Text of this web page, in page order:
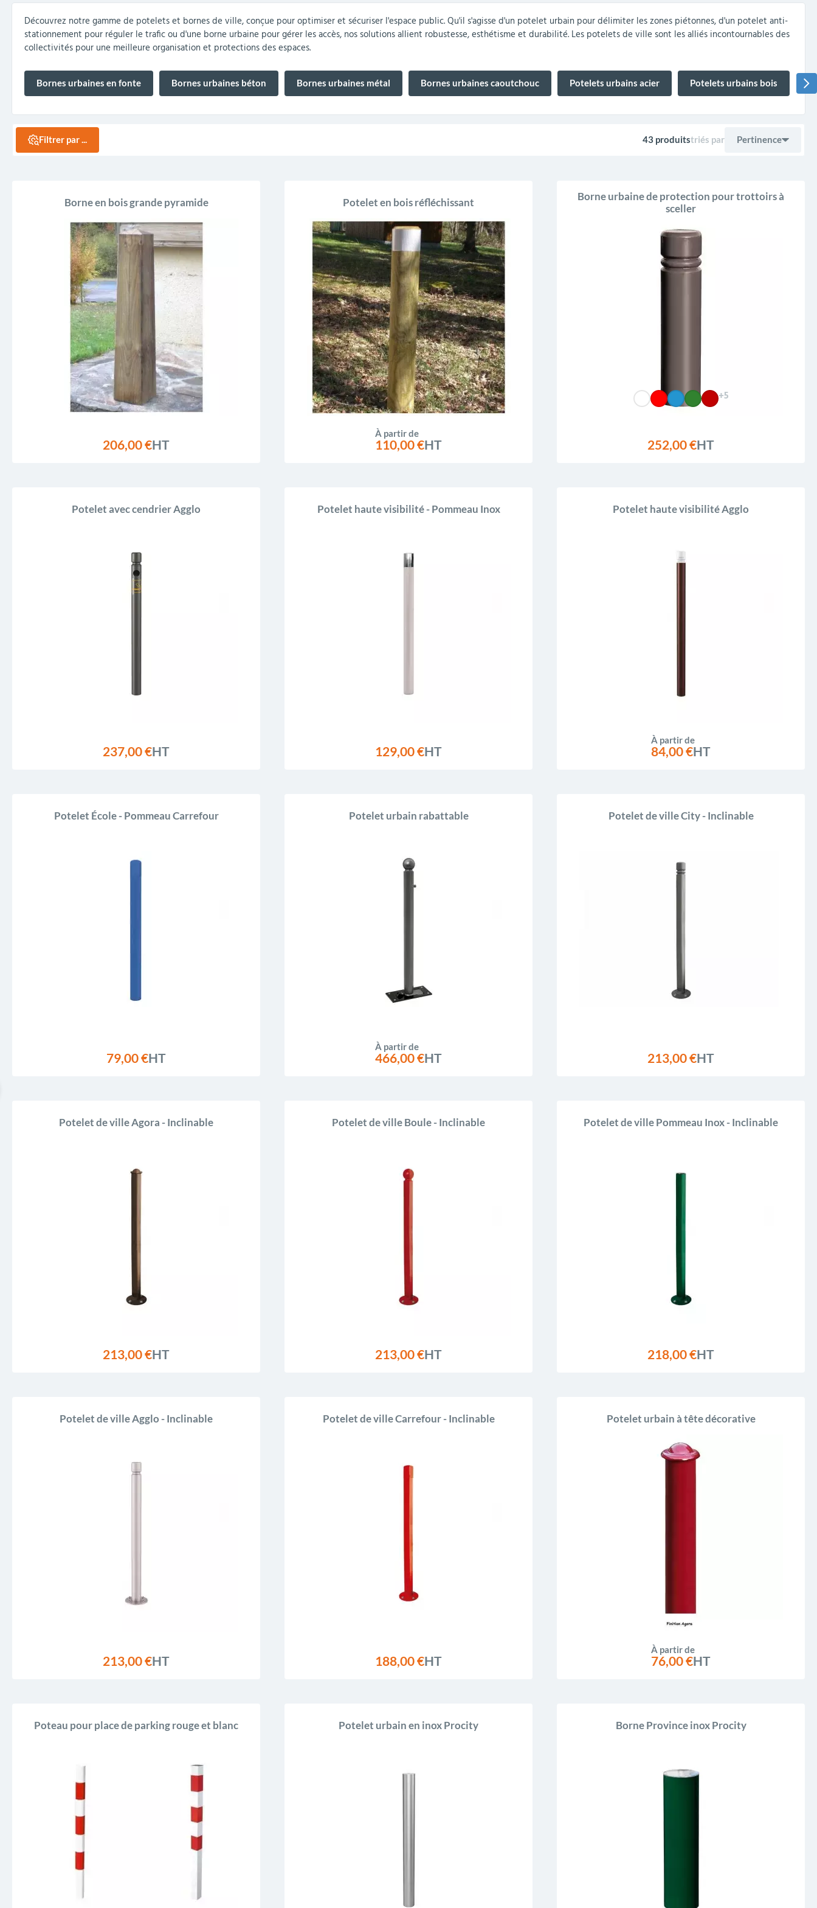
Embellissement et
fleurissement urbain
Cendriers urbains
Barrières de ville Arceaux de sécurité Abris fumeurs
Barrières de sécurité
rampes d'accès
Séparateurs de voies et
balises routières
Travaux publics &
Industries
Miroirs de sécurité
Vestiaires Équipements sanitaires Mobilier de bureau
Armoires et rangements Mobilier scolaire extérieur
Mobilier crèche et
Plaques Loi BLANQUER
Poteaux de guidage
Décorations de Noël
collectivités
Pavoisement
Structures aires de jeux
Baby-foots & Billards
Découvrez notre gamme de potelets et bornes de ville, conçue pour optimiser et sécuriser l'espace public. Qu'il s'agisse d'un potelet urbain pour délimiter les zones piétonnes, d'un potelet anti-
stationnement pour réguler le trafic ou d'une borne urbaine pour gérer les accès, nos solutions allient robustesse, esthétisme et durabilité. Les potelets de ville sont les alliés incontournables des
collectivités pour une meilleure organisation et protections des espaces.
Bornes urbaines en fonte Bornes urbaines béton Bornes urbaines métal Bornes urbaines caoutchouc Potelets urbains acier Potelets urbains bois
Filtrer par ... 43 produitstriés par Pertinence
Nom, A à Z
Borne en bois grande pyramide
206,00 €HT
Potelet en bois réfléchissant
À partir de
110,00 €HT
Borne urbaine de protection pour trottoirs à
sceller
+5
252,00 €HT
Potelet avec cendrier Agglo
237,00 €HT
Potelet haute visibilité - Pommeau Inox
129,00 €HT
Potelet haute visibilité Agglo
À partir de
84,00 €HT
Potelet École - Pommeau Carrefour
79,00 €HT
Potelet urbain rabattable
À partir de
466,00 €HT
Potelet de ville City - Inclinable
213,00 €HT
Potelet de ville Agora - Inclinable
213,00 €HT
Potelet de ville Boule - Inclinable
213,00 €HT
Potelet de ville Pommeau Inox - Inclinable
218,00 €HT
Potelet de ville Agglo - Inclinable
213,00 €HT
Potelet de ville Carrefour - Inclinable
188,00 €HT
Potelet urbain à tête décorative
À partir de
76,00 €HT
Poteau pour place de parking rouge et blanc Potelet urbain en inox Procity Borne Province inox Procity